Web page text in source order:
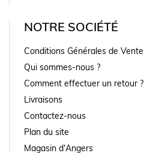
NOTRE SOCIÉTÉ
Conditions Générales de Vente
Qui sommes-nous ?
Comment effectuer un retour ?
Livraisons
Contactez-nous
Plan du site
Magasin d'Angers